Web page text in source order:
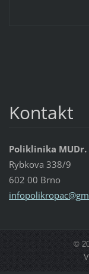
Kontakt
Poliklinika MUDr.
Rybkova 338/9
602 00 Brno
infopolikropac@g
©